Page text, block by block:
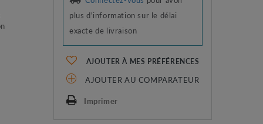
plus d'information sur le délai
exacte de livraison
AJOUTER À MES PRÉFÉRENCES
AJOUTER AU COMPARATEUR
Imprimer